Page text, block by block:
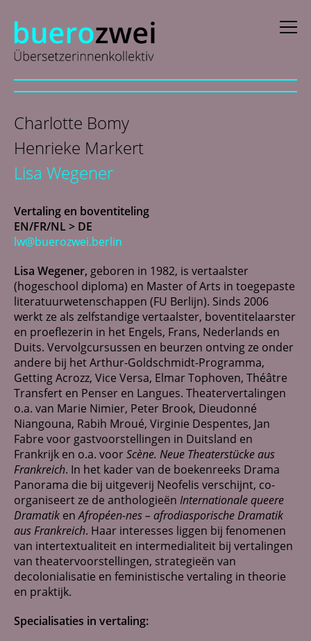
English
f rançais
Nederlands
Actueel
Netwerk
Contact
Charlotte Bomy
Henrieke Markert
Lisa Wegener
Vertaling en boventiteling
EN/FR/NL > DE
lw@buerozwei.berlin
Lisa Wegener, geboren in 1982, is vertaalster
(hogeschool diploma) en Master of Arts in toegepaste
literatuurwetenschappen (FU Berlijn). Sinds 2006
werkt ze als zelfstandige vertaalster, boventitelaarster
en proeflezerin in het Engels, Frans, Nederlands en
Duits. Vervolgcursussen en beurzen ontving ze onder
andere bij het Arthur-Goldschmidt-Programma,
Getting Acrozz, Vice Versa, Elmar Tophoven, Théâtre
Transfert en Penser en Langues. Theatervertalingen
o.a. van Marie Nimier, Peter Brook, Dieudonné
Niangouna, Rabih Mroué, Virginie Despentes, Jan
Fabre voor gastvoorstellingen in Duitsland en
Frankrijk en o.a. voorScène. Neue Theaterstücke aus
Frankreich. In het kader van de boekenreeks Drama
Panorama die bij uitgeverij Neofelis verschijnt, co-
organiseert ze de anthologieën Internationale queere
Dramatik enAfropéen-nes – afrodiasporische Dramatik
aus Frankreich. Haar interesses liggen bij fenomenen
van intertextualiteit en intermedialiteit bij vertalingen
van theatervoorstellingen, strategieën van
decolonialisatie en feministische vertaling in theorie
en praktijk.
Specialisaties in vertaling: